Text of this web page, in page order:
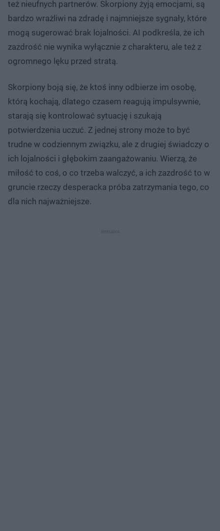
też nieufnych partnerów. Skorpiony żyją emocjami, są
bardzo wrażliwi na zdradę i najmniejsze sygnały, które
mogą sugerować brak lojalności. AI podkreśla, że ich
zazdrość nie wynika wyłącznie z charakteru, ale też z
ogromnego lęku przed stratą.
Skorpiony boją się, że ktoś inny odbierze im osobę,
którą kochają, dlatego czasem reagują impulsywnie,
starają się kontrolować sytuację i szukają
potwierdzenia uczuć. Z jednej strony może to być
trudne w codziennym związku, ale z drugiej świadczy o
ich lojalności i głębokim zaangażowaniu. Wierzą, że
miłość to coś, o co trzeba walczyć, a ich zazdrość to w
gruncie rzeczy desperacka próba zatrzymania tego, co
dla nich najważniejsze.